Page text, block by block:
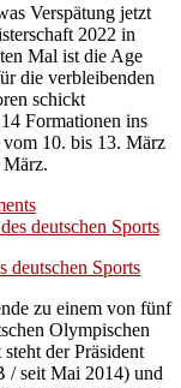
Verspätung jetzt
2022 in
Mal ist die Age
die verbleibenden
schickt
Formationen ins
10. bis 13. März
März.
deutschen Sports
zu einem von fünf
Olympischen
der Präsident
/ seit Mai 2014) und